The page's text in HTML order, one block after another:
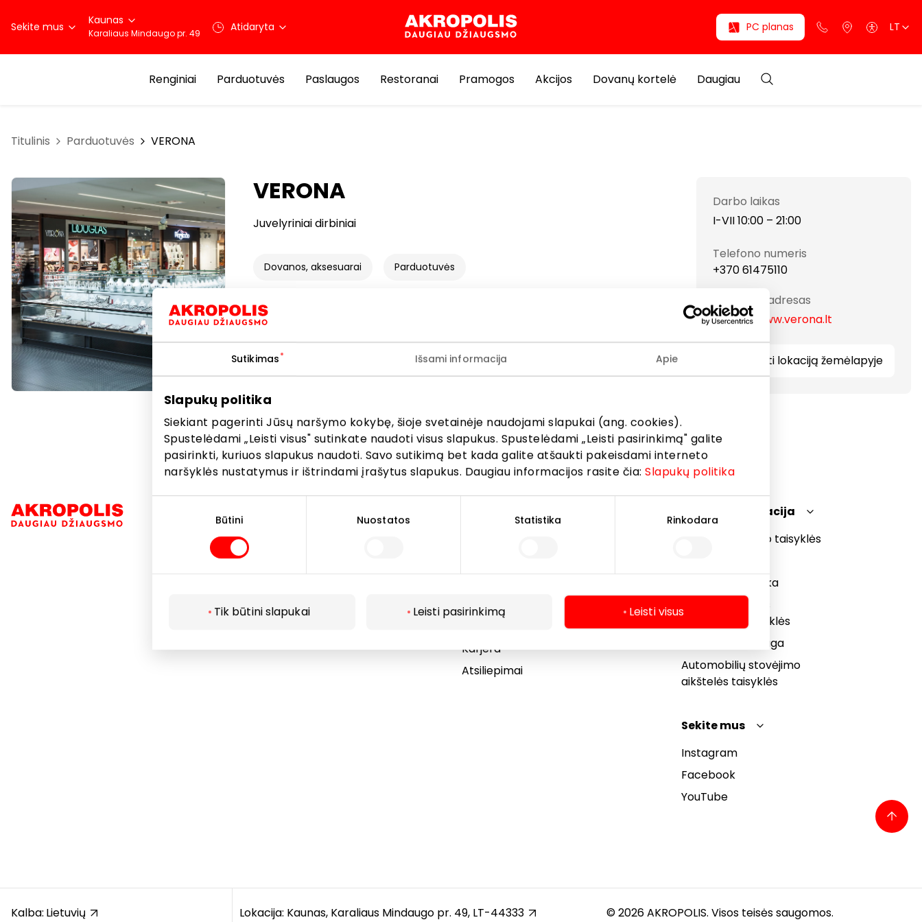
Sutikimas Išsami informacija Apie
Slapukų politika
Siekiant pagerinti Jūsų naršymo kokybę, šioje svetainėje naudojami slapukai (ang. cookies).
Spustelėdami „Leisti visus" sutinkate naudoti visus slapukus. Spustelėdami „Leisti pasirinkimą" galite
pasirinkti, kuriuos slapukus naudoti. Savo sutikimą bet kada galite atšaukti pakeisdami interneto
naršyklės nustatymus ir ištrindami įrašytus slapukus. Daugiau informacijos rasite čia:Slapukų politika
Būtini Nuostatos Statistika Rinkodara
Tik būtini slapukai Leisti pasirinkimą Leisti visus
Sekite mus Kaunas
Karaliaus Mindaugo pr. 49 Atidaryta PC planas LT
Renginiai Parduotuvės Paslaugos Restoranai Pramogos Akcijos Dovanų kortelė Daugiau
Titulinis Parduotuvės VERONA
VERONA
Juvelyriniai dirbiniai
Dovanos, aksesuarai Parduotuvės
Darbo laikas
I-VII 10:00 – 21:00
Telefono numeris
+370 61475110
Svetainės adresas
https://www.verona.lt
Rodyti lokaciją žemėlapyje
Parduotuvės
Paslaugos
Akcijos
Karjera
Atsiliepimai
Teisinė informacija
Prekybos centro taisyklės
Privatumo politika
Dovanų kortelės
bendrosios taisyklės
Pranešėjų apsauga
Automobilių stovėjimo
aikštelės taisyklės
Sekite mus
Instagram
Facebook
YouTube
Kalba: Lietuvių Lokacija: Kaunas, Karaliaus Mindaugo pr. 49, LT-44333 © 2026 AKROPOLIS. Visos teisės saugomos.